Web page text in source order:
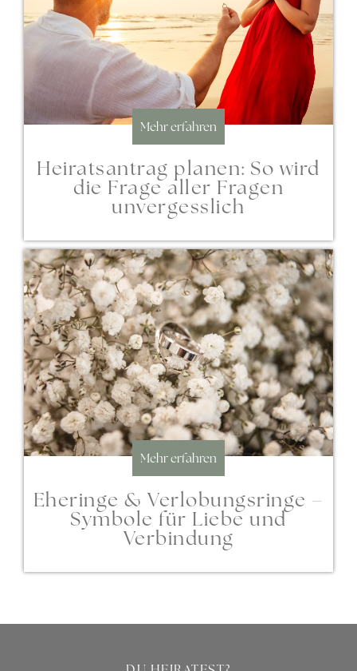
Mehr erfahren
Heiratsantrag planen: So wird
die Frage aller Fragen
unvergesslich
Mehr erfahren
Eheringe & Verlobungsringe –
Symbole für Liebe und
Verbindung